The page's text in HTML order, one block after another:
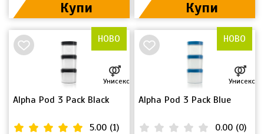
Купи Купи
НОВО
Alpha Pod 3 Pack Black
Унисекс
5.00 (1)
НОВО
Alpha Pod 3 Pack Blue
Унисекс
0.00 (0)